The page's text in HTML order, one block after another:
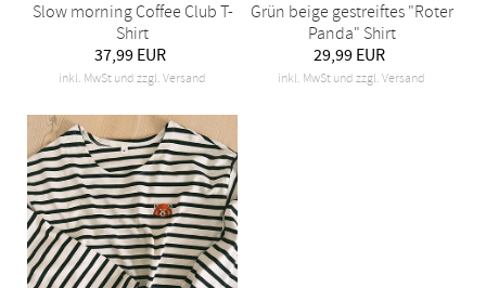
Slow morning Coffee Club T-
Shirt
37,99 EUR
inkl. MwSt und zzgl. Versand
Grün beige gestreiftes "Roter
Panda" Shirt
29,99 EUR
inkl. MwSt und zzgl. Versand